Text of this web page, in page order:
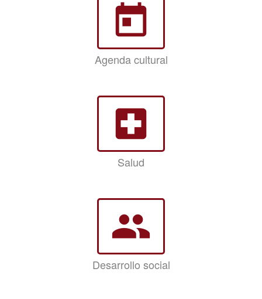
today
Agenda cultural
local_hospital
Salud
group
Desarrollo social